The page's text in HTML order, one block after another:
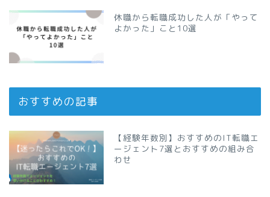
休職から転職成功した人が「やって
よかった」こと10選
おすすめの記事
【経験年数別】おすすめのIT転職エ
ージェント7選とおすすめの組み合
わせ